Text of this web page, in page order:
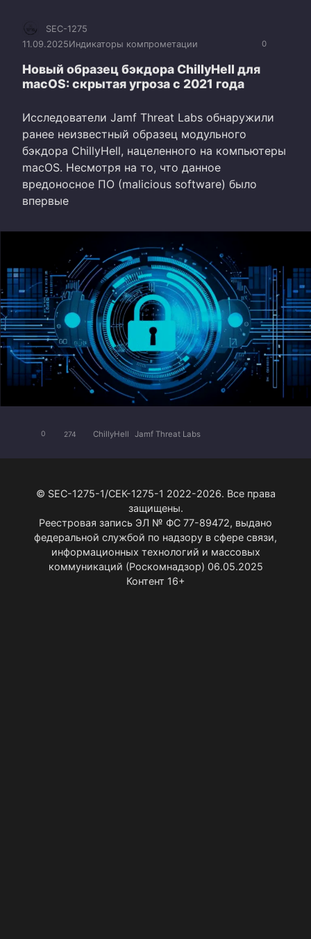
0
SEC-1275
11.09.2025Индикаторы компрометации
Новый образец бэкдора ChillyHell для
macOS: скрытая угроза с 2021 года
Исследователи Jamf Threat Labs обнаружили
ранее неизвестный образец модульного
бэкдора ChillyHell, нацеленного на компьютеры
macOS. Несмотря на то, что данное
вредоносное ПО (malicious software) было
впервые
0 274 ChillyHell Jamf Threat Labs
© SEC-1275-1/СЕК-1275-1 2022-2026. Все права
защищены.
Реестровая запись ЭЛ № ФС 77-89472, выдано
федеральной службой по надзору в сфере связи,
информационных технологий и массовых
коммуникаций (Роскомнадзор) 06.05.2025
Контент 16+